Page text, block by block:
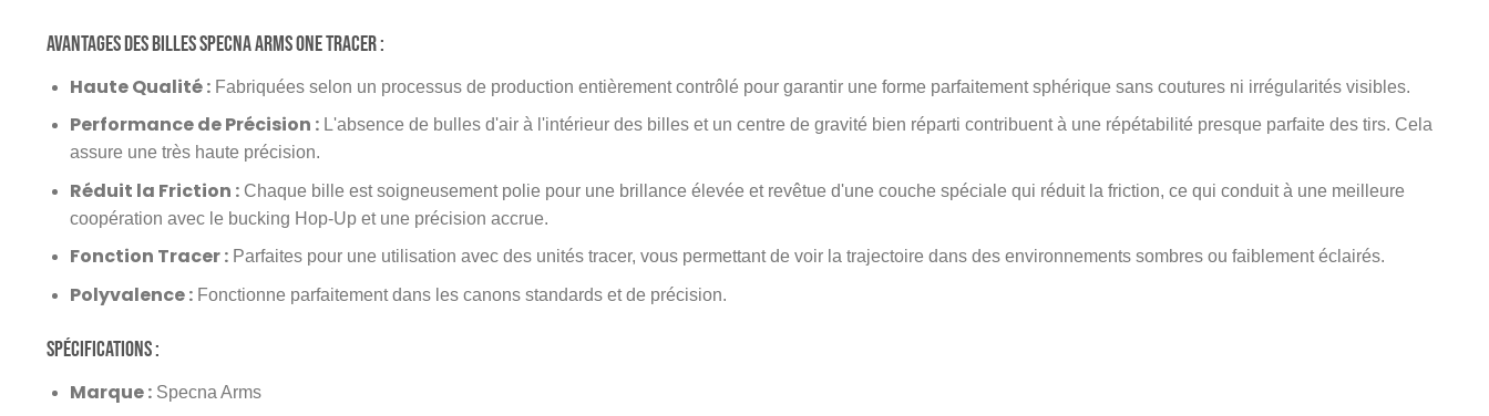
Avantages des billes Specna Arms ONE Tracer :
Haute Qualité :Fabriquées selon un processus de production entièrement contrôlé pour garantir une forme parfaitement sphérique sans coutures ni irrégularités visibles.
Performance de Précision :L'absence de bulles d'air à l'intérieur des billes et un centre de gravité bien réparti contribuent à une répétabilité presque parfaite des tirs. Cela
assure une très haute précision.
Réduit la Friction :Chaque bille est soigneusement polie pour une brillance élevée et revêtue d'une couche spéciale qui réduit la friction, ce qui conduit à une meilleure
coopération avec le bucking Hop-Up et une précision accrue.
Fonction Tracer :Parfaites pour une utilisation avec des unités tracer, vous permettant de voir la trajectoire dans des environnements sombres ou faiblement éclairés.
Polyvalence :Fonctionne parfaitement dans les canons standards et de précision.
Spécifications :
Marque :Specna Arms